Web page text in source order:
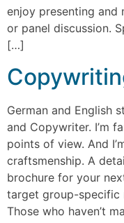
enjoy presenting
or panel discussion.
[…]
German and English
and Copywriter. I’m
points of view. And
craftsmenship. A
brochure for your
target group-specific
Those who haven’t